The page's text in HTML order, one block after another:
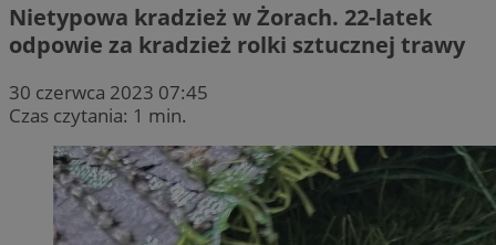
Nietypowa kradzież w Żorach. 22-latek
odpowie za kradzież rolki sztucznej trawy
30 czerwca 2023 07:45
Czas czytania: 1 min.